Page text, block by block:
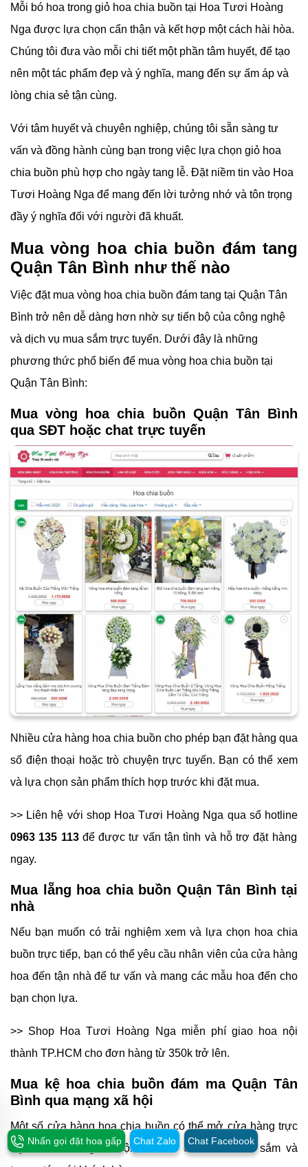
Mỗi bó hoa trong giỏ hoa chia buồn tại Hoa Tươi Hoàng
Nga được lựa chọn cẩn thận và kết hợp một cách hài hòa.
Chúng tôi đưa vào mỗi chi tiết một phần tâm huyết, để tạo
nên một tác phẩm đẹp và ý nghĩa, mang đến sự ấm áp và
lòng chia sẻ tận cùng.
Với tâm huyết và chuyên nghiệp, chúng tôi sẵn sàng tư
vấn và đồng hành cùng bạn trong việc lựa chọn giỏ hoa
chia buồn phù hợp cho ngày tang lễ. Đặt niềm tin vào Hoa
Tươi Hoàng Nga để mang đến lời tưởng nhớ và tôn trọng
đầy ý nghĩa đối với người đã khuất.
Mua vòng hoa chia buồn đám tang
Quận Tân Bình như thế nào
Việc đặt mua vòng hoa chia buồn đám tang tại Quận Tân
Bình trở nên dễ dàng hơn nhờ sự tiến bộ của công nghệ
và dịch vụ mua sắm trực tuyến. Dưới đây là những
phương thức phổ biến để mua vòng hoa chia buồn tại
Quận Tân Bình:
Mua vòng hoa chia buồn Quận Tân Bình
qua SĐT hoặc chat trực tuyến
Nhiều cửa hàng hoa chia buồn cho phép bạn đặt hàng qua
số điện thoại hoặc trò chuyện trực tuyến. Bạn có thể xem
và lựa chọn sản phẩm thích hợp trước khi đặt mua.
>> Liên hệ với shop Hoa Tươi Hoàng Nga qua số hotline
0963 135 113 để được tư vấn tận tình và hỗ trợ đặt hàng
ngay.
Mua lẵng hoa chia buồn Quận Tân Bình tại
nhà
Nếu bạn muốn có trải nghiệm xem và lựa chọn hoa chia
buồn trực tiếp, bạn có thể yêu cầu nhân viên của cửa hàng
hoa đến tận nhà để tư vấn và mang các mẫu hoa đến cho
bạn chọn lựa.
>> Shop Hoa Tươi Hoàng Nga miễn phí giao hoa nội
thành TP.HCM cho đơn hàng từ 350k trở lên.
Mua kệ hoa chia buồn đám ma Quận Tân
Bình qua mạng xã hội
Một số cửa hàng hoa chia buồn có thể mở cửa hàng trực
tuyến trên mạng xã hội, tiện lợi cho việc mua sắm và
Nhấn gọi đặt hoa gấp Chat Zalo Chat Facebook